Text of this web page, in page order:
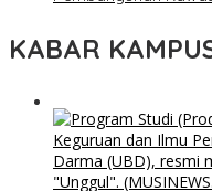
KABAR